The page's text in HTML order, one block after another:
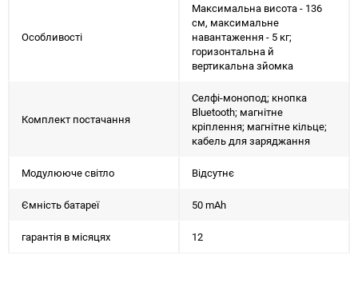
Особливості
Максимальна висота - 136
см, максимальне
навантаження - 5 кг;
горизонтальна й
вертикальна зйомка
Комплект постачання
Селфі-монопод; кнопка
Bluetooth; магнітне
кріплення; магнітне кільце;
кабель для заряджання
Модулююче світло Відсутнє
Ємність батареї 50 mAh
гарантія в місяцях 12